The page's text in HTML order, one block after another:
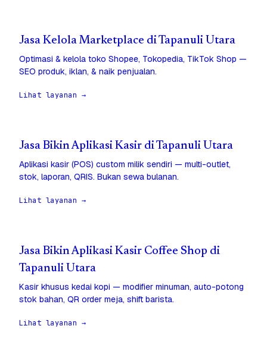
Jasa Kelola Marketplace di Tapanuli Utara
Optimasi & kelola toko Shopee, Tokopedia, TikTok Shop —
SEO produk, iklan, & naik penjualan.
Lihat layanan →
Jasa Bikin Aplikasi Kasir di Tapanuli Utara
Aplikasi kasir (POS) custom milik sendiri — multi-outlet,
stok, laporan, QRIS. Bukan sewa bulanan.
Lihat layanan →
Jasa Bikin Aplikasi Kasir Coffee Shop di
Tapanuli Utara
Kasir khusus kedai kopi — modifier minuman, auto-potong
stok bahan, QR order meja, shift barista.
Lihat layanan →